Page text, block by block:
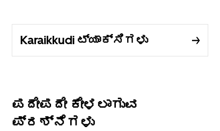
Karaikkudi ಟ್ಯಾಕ್ಸಿಗಳು
ಪದೇಪದೇ ಕೇಳಲಾಗುವ
ಪ್ರಶ್ನೆಗಳು